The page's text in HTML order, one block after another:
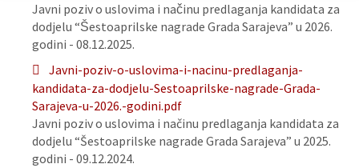
Javni poziv o uslovima i načinu predlaganja kandidata za
dodjelu “Šestoaprilske nagrade Grada Sarajeva” u 2026.
godini - 08.12.2025.
Javni-poziv-o-uslovima-i-nacinu-predlaganja-
kandidata-za-dodjelu-Sestoaprilske-nagrade-Grada-
Sarajeva-u-2026.-godini.pdf
Javni poziv o uslovima i načinu predlaganja kandidata za
dodjelu “Šestoaprilske nagrade Grada Sarajeva” u 2025.
godini - 09.12.2024.